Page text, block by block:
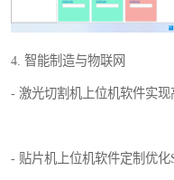
4. 智能制造与物联网
- 激光切割机上位机软件实现
- 贴片机上位机软件定制优